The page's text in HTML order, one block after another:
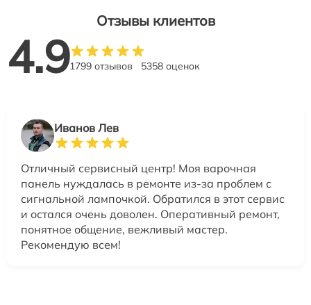
Отзывы клиентов
4.91799 отзывов 5358 оценок
Иванов Лев
Отличный сервисный центр! Моя варочная
панель нуждалась в ремонте из-за проблем с
сигнальной лампочкой. Обратился в этот сервис
и остался очень доволен. Оперативный ремонт,
понятное общение, вежливый мастер.
Рекомендую всем!